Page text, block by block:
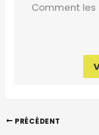
Comment les
PRÉCÉDENT